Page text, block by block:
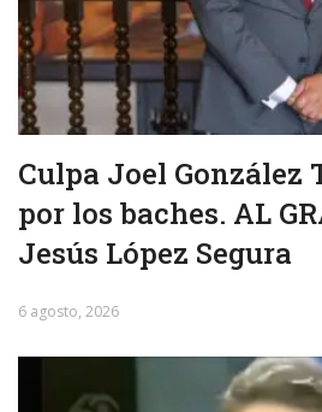
Culpa Joel González
por los baches. AL
Jesús López Segura
6 agosto, 2026